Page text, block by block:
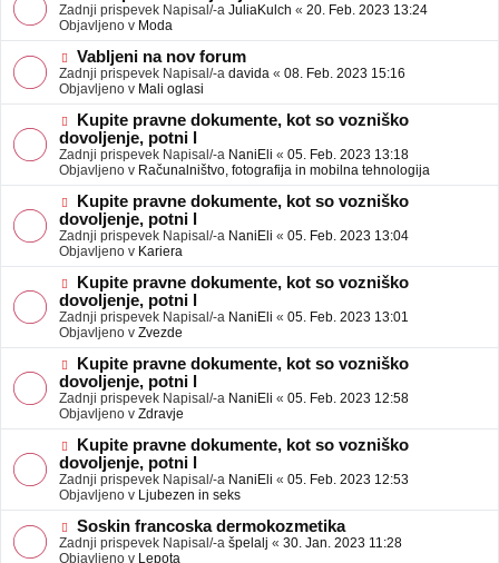
b
j
a
v
e
o
v
e
o
b
j
a
v
e
Zadnji prispevek Napisal/-a JuliaKulch « 20. Feb. 2023 13:24
Objavljeno v Moda
N
o
v
e
o
b
j
a
v
e
Vabljeni na nov forum
Zadnji prispevek Napisal/-a davida « 08. Feb. 2023 15:16
Objavljeno v Mali oglasi
N
o
v
e
o
b
a
v
e
Kupite pravne dokumente, kot so vozniško
dovoljenje, potni l
Zadnji prispevek Napisal/-a NaniEli « 05. Feb. 2023 13:18
Objavljeno v Računalništvo, fotografija in mobilna tehnologija
N
o
v
e
o
b
a
v
e
Kupite pravne dokumente, kot so vozniško
dovoljenje, potni l
Zadnji prispevek Napisal/-a NaniEli « 05. Feb. 2023 13:04
Objavljeno v Kariera
N
o
v
e
o
b
a
v
e
Kupite pravne dokumente, kot so vozniško
dovoljenje, potni l
Zadnji prispevek Napisal/-a NaniEli « 05. Feb. 2023 13:01
Objavljeno v Zvezde
N
o
v
e
o
b
a
v
e
Kupite pravne dokumente, kot so vozniško
dovoljenje, potni l
Zadnji prispevek Napisal/-a NaniEli « 05. Feb. 2023 12:58
Objavljeno v Zdravje
N
o
v
e
o
b
j
a
Kupite pravne dokumente, kot so vozniško
dovoljenje, potni l
Zadnji prispevek Napisal/-a NaniEli « 05. Feb. 2023 12:53
Objavljeno v Ljubezen in seks
N
o
v
Soskin francoska dermokozmetika
Zadnji prispevek Napisal/-a špelalj « 30. Jan. 2023 11:28
Objavljeno v Lepota